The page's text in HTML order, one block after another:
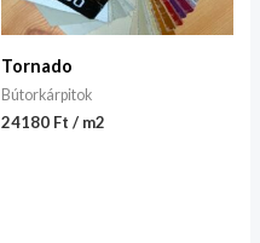
Tornado
Bútorkárpitok
24180 Ft / m2